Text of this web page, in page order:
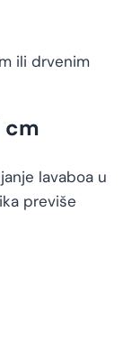
ili drvenim
cm
lavaboa u
previše